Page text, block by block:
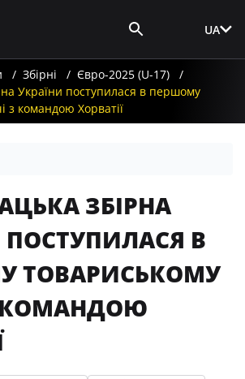
UA
Збірні
Євро-2025 (U-17)
України поступилася в першому
з командою Хорватії
ЗБІРНА
ПОСТУПИЛАСЯ В
ТОВАРИСЬКОМУ
КОМАНДОЮ